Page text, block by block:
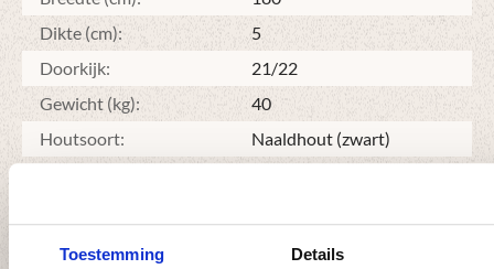
Toestemming Details
Dikte (cm):
5
Doorkijk:
21/22
Gewicht (kg):
40
Houtsoort:
Naaldhout (zwart)
Vorm: